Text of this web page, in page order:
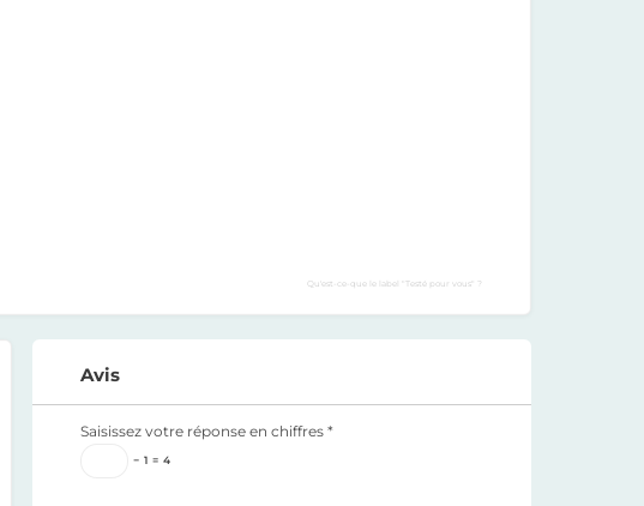
Qu'est-ce-que le label "Testé pour vous" ?
Avis
Saisissez votre réponse en chiffres*
− 1 = 4